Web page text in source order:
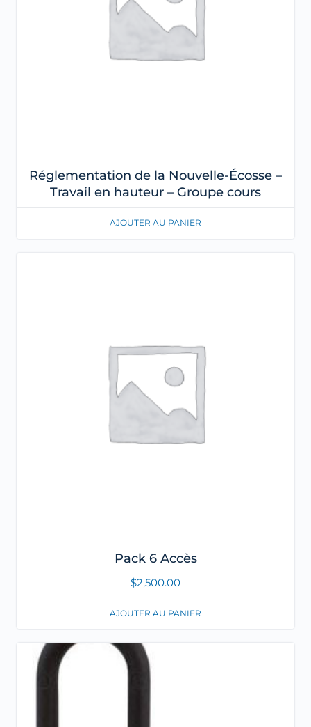
Réglementation de la Nouvelle-Écosse –
Travail en hauteur – Groupe cours
AJOUTER AU PANIER
Pack 6 Accès
$2,500.00
AJOUTER AU PANIER